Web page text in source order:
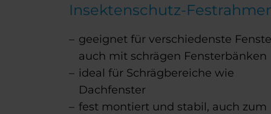
Insektenschutz-
geeignet für verschiedenste
auch mit schrägen Fensterbänken
ideal für Schrägbereiche wie
Dachfenster
fest montiert und stabil, auch zum